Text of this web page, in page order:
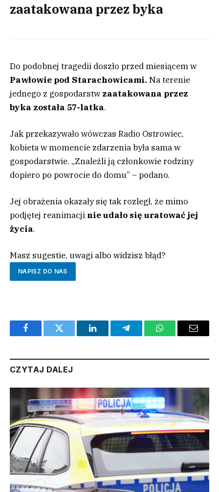
zaatakowana przez byka
Do podobnej tragedii doszło przed miesiącem w
Pawłowie pod Starachowicami. Na terenie
jednego z gospodarstw zaatakowana przez
byka została 57-latka.
Jak przekazywało wówczas Radio Ostrowiec,
kobieta w momencie zdarzenia była sama w
gospodarstwie. „Znaleźli ją członkowie rodziny
dopiero po powrocie do domu” – podano.
Jej obrażenia okazały się tak rozległ, że mimo
podjętej reanimacji nie udało się uratować jej
życia.
Masz sugestie, uwagi albo widzisz błąd?
NAPISZ DO NAS
FacebookTwitter LinkedInTelegramWhatsAppEmail
CZYTAJ DALEJ